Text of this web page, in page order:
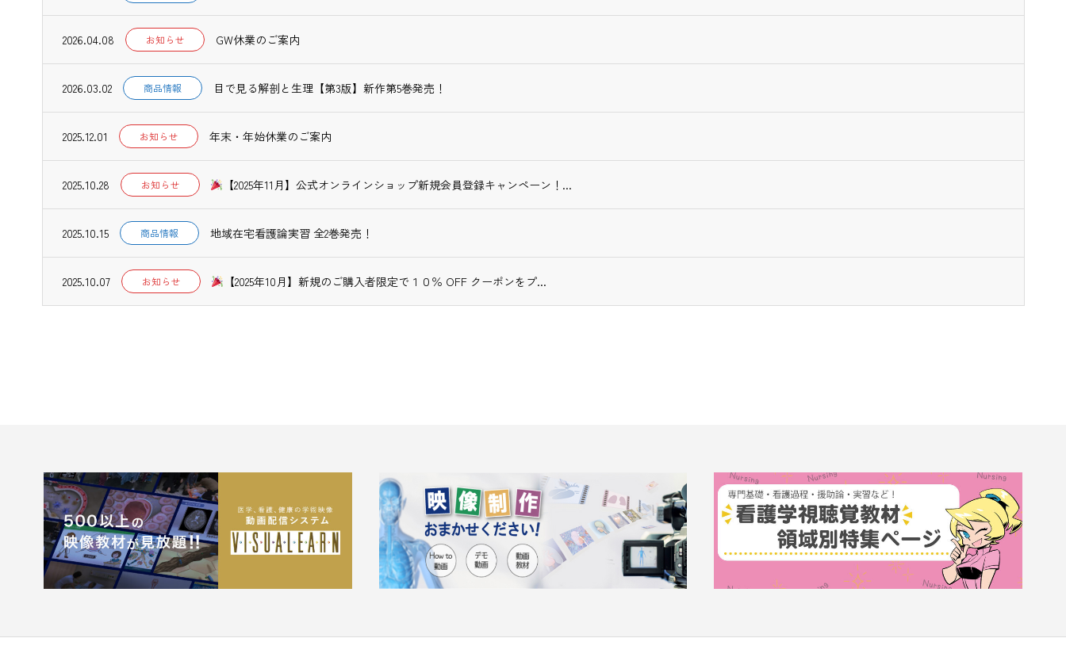
2026.04.08 お知らせ GW休業のご案内
2026.03.02 商品情報 目で見る解剖と生理【第3版】新作第5巻発売！
2025.12.01 お知らせ 年末・年始休業のご案内
2025.10.28 お知らせ 【2025年11月】公式オンラインショップ新規会員登録キャンペーン！...
2025.10.15 商品情報 地域在宅看護論実習 全2巻発売！
2025.10.07 お知らせ 【2025年10月】新規のご購入者限定で１０％ OFF クーポンをプ...